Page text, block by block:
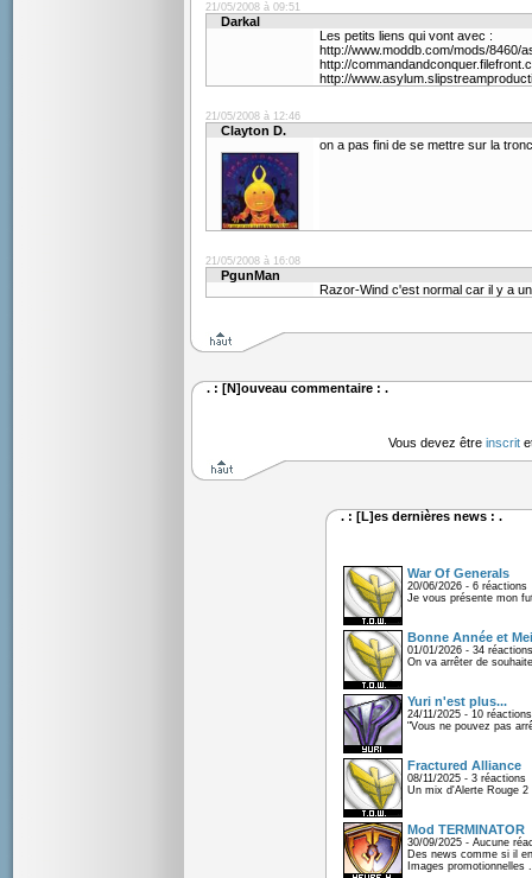
21/05/2008 à 09:51
Darkal
Les petits liens qui vont avec :
http://www.moddb.com/mods/8460/
http://
http://
21/05/2008 à 12:46
Clayton D.
on a pas fini de se mettre sur la
21/05/2008 à 16:08
PgunMan
Razor-Wind c'est normal car il y a
. : [N]ouveau commentaire : .
Vous devez être inscrit
. : [L]es dernières news : .
War Of Generals
20/06/2026 - 6 réactions
Je vous présente mon
Bonne Année et
01/01/2026 - 34 réactions
On va arrêter de
Yuri n'est plus...
24/11/2025 - 10 réactions
"Vous ne pouvez pas
Fractured Alliance
08/11/2025 - 3 réactions
Un mix d'Alerte Rouge
Mod TERMINATOR
30/09/2025 - Aucune
Des news comme si il
Images promotionnelles .